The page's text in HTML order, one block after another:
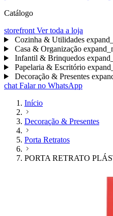
Catálogo
storefront Ver toda a loja
Cozinha & Utilidades
Casa & Organização
Infantil & Brinquedos
Papelaria & Escritório
Decoração & Presentes
chat Falar no WhatsApp
Início
Decoração & Presentes
Porta Retratos
PORTA RETRATO